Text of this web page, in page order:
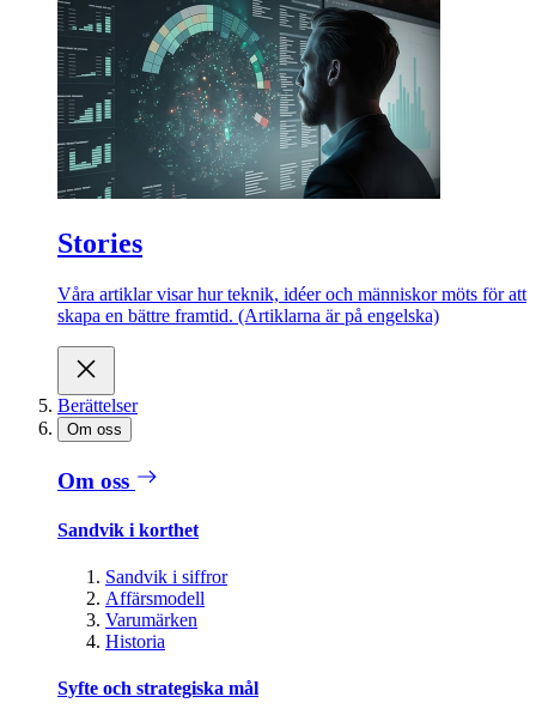
Stories
Våra artiklar visar hur teknik, idéer och människor möts för att
skapa en bättre framtid. (Artiklarna är på engelska)
Berättelser
Om oss
Om oss
Sandvik i korthet
Sandvik i siffror
Affärsmodell
Varumärken
Historia
Syfte och strategiska mål